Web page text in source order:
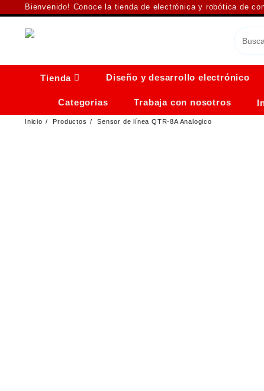
al
contenido
Bienvenido! Conoce la tienda de electrónica y robótica de
Tienda Diseño y desarrollo electrónico
Categorias Trabaja con nosotros
Inicio Productos Sensor de línea QTR-8A Analogico